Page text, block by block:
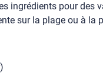
ingrédients pour
sur la plage ou à la